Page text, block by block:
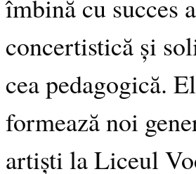
îmbină cu succes
concertistică și
cea pedagogică.
formează noi
artiști la Liceul